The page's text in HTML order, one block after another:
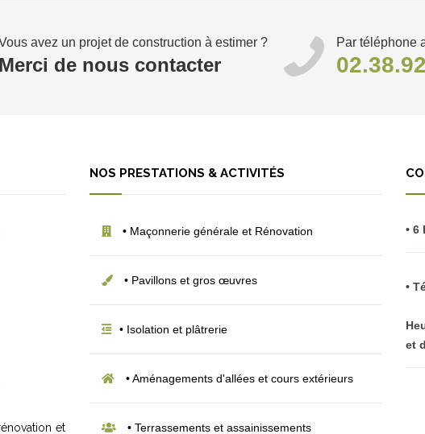
avez un projet de construction à estimer ?
Merci de nous contacter
Par téléphone
et
NOS PRESTATIONS & ACTIVITÉS
• Maçonnerie générale et Rénovation
• Pavillons et gros œuvres
• Isolation et plâtrerie
• Aménagements d'allées et cours extérieurs
• Terrassements et assainissements
• 6
•
et